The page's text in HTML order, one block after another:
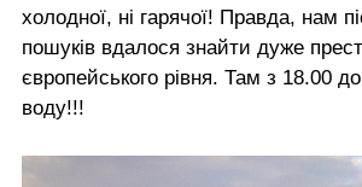
холодної, ні гарячої! Правда, нам
пошуків вдалося знайти дуже
європейського рівня. Там з 18.00
воду!!!